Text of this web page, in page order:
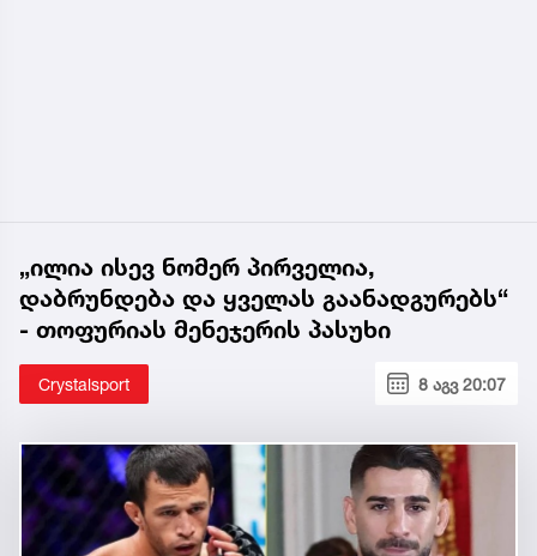
„ილია ისევ ნომერ პირველია,
დაბრუნდება და ყველას გაანადგურებს“
- თოფურიას მენეჯერის პასუხი
Crystalsport 8 აგვ 20:07